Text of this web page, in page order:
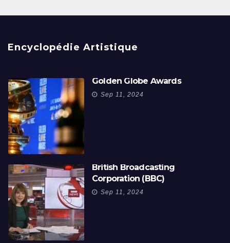
Encyclopédie Artistique
Golden Globe Awards
Sep 11, 2024
British Broadcasting
Corporation (BBC)
Sep 11, 2024